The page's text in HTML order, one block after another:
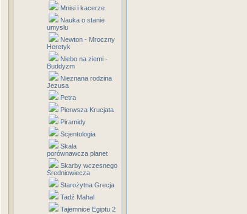
Mnisi i kacerze
Nauka o stanie
umyslu
Newton - Mroczny
Heretyk
Niebo na ziemi -
Buddyzm
Nieznana rodzina
Jezusa
Petra
Pierwsza Krucjata
Piramidy
Scjentologia
Skala
porównawcza planet
Skarby wczesnego
Średniowiecza
Starożytna Grecja
Tadź Mahal
Tajemnice Egiptu 2